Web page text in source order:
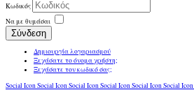
Κωδικός
Να με θυμάσαι
Σύνδεση
Δημιουργία λογαριασμού
Ξεχάσατε το όνομα χρήστη;
Ξεχάσατε τον κωδικό σας;
Social IconSocial IconSocial IconSocial IconSocial IconSocial Icon